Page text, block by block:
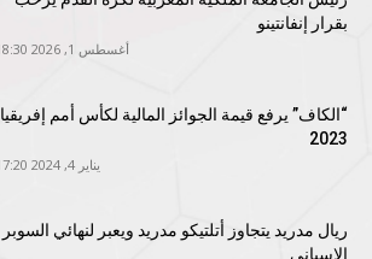
بقرار إنفانتينو
أغسطس 1, 2026 18:30
“الكاف” يرفع قيمة الجوائز المالية لكأس أمم إفريقيا
2023
يناير 4, 2024 17:20
ريال مدريد يتجاوز أتلتيكو مدريد ويعبر لنهائي السوبر
الإسباني